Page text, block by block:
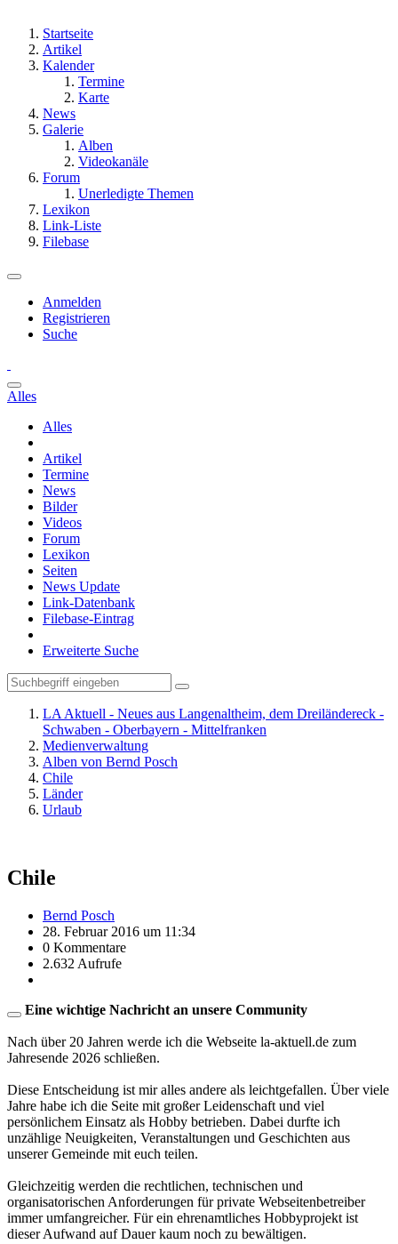
Startseite
Artikel
Kalender
Termine
Karte
News
Galerie
Alben
Videokanäle
Forum
Unerledigte Themen
Lexikon
Link-Liste
Filebase
Anmelden
Registrieren
Suche
Alles
Alles
Artikel
Termine
News
Bilder
Videos
Forum
Lexikon
Seiten
News Update
Link-Datenbank
Filebase-Eintrag
Erweiterte Suche
LA Aktuell - Neues aus Langenaltheim, dem Dreiländereck -
Schwaben - Oberbayern - Mittelfranken
Medienverwaltung
Alben von Bernd Posch
Chile
Länder
Urlaub
Chile
Bernd Posch
28. Februar 2016 um 11:34
0 Kommentare
2.632 Aufrufe
Eine wichtige Nachricht an unsere Community
Nach über 20 Jahren werde ich die Webseite la-aktuell.de zum
Jahresende 2026 schließen.
Diese Entscheidung ist mir alles andere als leichtgefallen. Über viele
Jahre habe ich die Seite mit großer Leidenschaft und viel
persönlichem Einsatz als Hobby betrieben. Dabei durfte ich
unzählige Neuigkeiten, Veranstaltungen und Geschichten aus
unserer Gemeinde mit euch teilen.
Gleichzeitig werden die rechtlichen, technischen und
organisatorischen Anforderungen für private Webseitenbetreiber
immer umfangreicher. Für ein ehrenamtliches Hobbyprojekt ist
dieser Aufwand auf Dauer kaum noch zu bewältigen.